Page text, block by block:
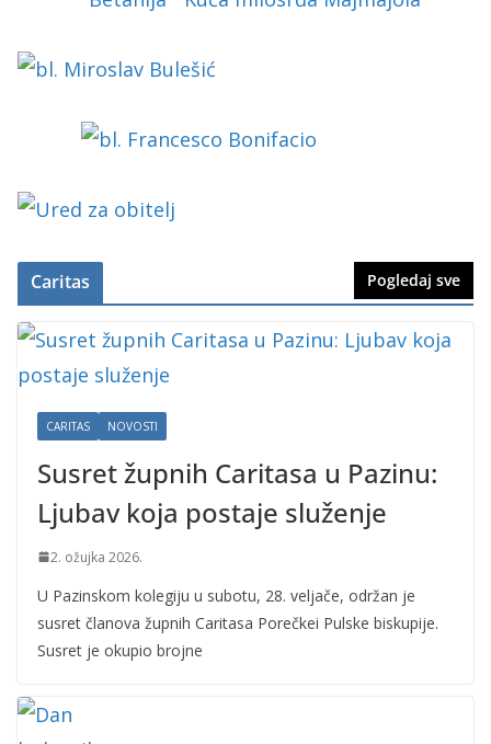
Caritas Pogledaj sve
CARITAS NOVOSTI
Susret župnih Caritasa u Pazinu:
Ljubav koja postaje služenje
2. ožujka 2026.
U Pazinskom kolegiju u subotu, 28. veljače, održan je
susret članova župnih Caritasa Porečkei Pulske biskupije.
Susret je okupio brojne